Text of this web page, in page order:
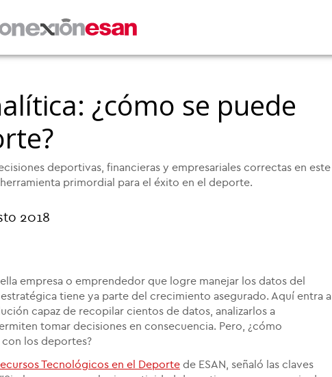
¿cómo se puede
deportivas, financieras y empresariales correctas en este
primordial para el éxito en el deporte.
2018
empresa o emprendedor que logre manejar los datos del
tiene ya parte del crecimiento asegurado. Aquí entra a
capaz de recopilar cientos de datos, analizarlos a
tomar decisiones en consecuencia. Pero, ¿cómo
los deportes?
Tecnológicos en el Deporte de ESAN
, señaló las claves